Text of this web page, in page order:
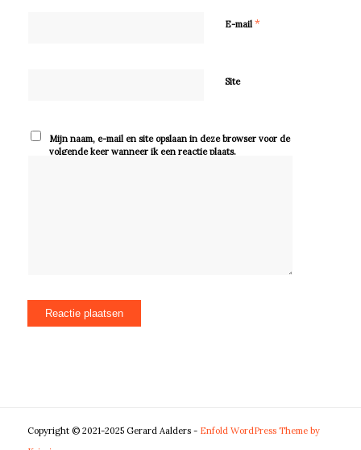
E-mail *
Site
Mijn naam, e-mail en site opslaan in deze browser voor de
volgende keer wanneer ik een reactie plaats.
Copyright © 2021-2025 Gerard Aalders - Enfold WordPress Theme by